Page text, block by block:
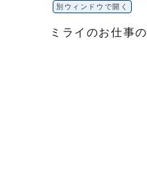
別ウィンドウで開く
ミライのお仕事